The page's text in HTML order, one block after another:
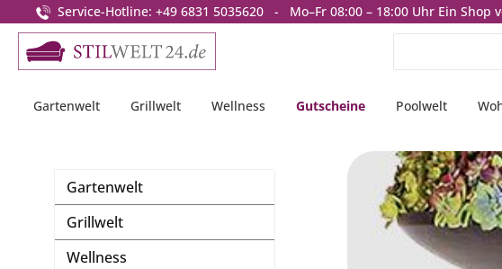
Zur Hauptnavigation springen
Service-Hotline: +49 6831 5035620 - Mo–Fr 08:00 – 18:00 Uhr Ein Shop
Gartenwelt Grillwelt Wellness Gutscheine Poolwelt
Gartenwelt
Grillwelt
Wellness